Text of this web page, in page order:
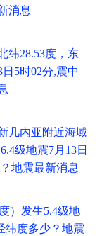
、进人口、纳财
东南
消息
纬28.53度，东
5时02分,震中
几内亚附近海域
级地震7月13日
地震最新消息
）发生5.4级地
纬度多少？地震